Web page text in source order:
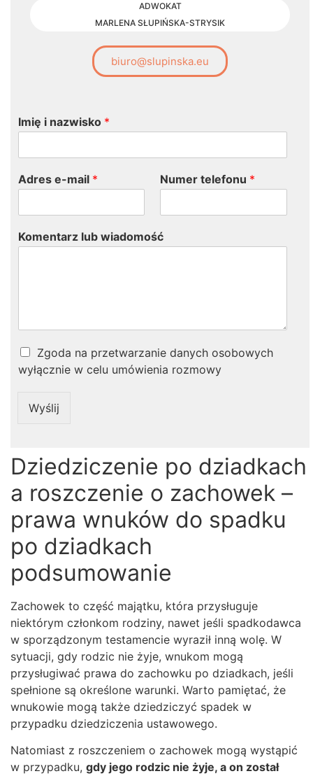
ADWOKAT
MARLENA SŁUPIŃSKA-STRYSIK
biuro@slupinska.eu
Imię i nazwisko *
Adres e-mail * Numer telefonu *
Komentarz lub wiadomość
Z
g
Zgoda na przetwarzanie danych osobowych
wyłącznie w celu umówienia rozmowy
Wyślij
Dziedziczenie po dziadkach
a roszczenie o zachowek –
prawa wnuków do spadku
po dziadkach
podsumowanie
Zachowek to część majątku, która przysługuje
niektórym członkom rodziny, nawet jeśli spadkodawca
w sporządzonym testamencie wyraził inną wolę. W
sytuacji, gdy rodzic nie żyje, wnukom mogą
przysługiwać prawa do zachowku po dziadkach, jeśli
spełnione są określone warunki. Warto pamiętać, że
wnukowie mogą także dziedziczyć spadek w
przypadku dziedziczenia ustawowego.
Natomiast z roszczeniem o zachowek mogą wystąpić
w przypadku, gdy jego rodzic nie żyje, a on został